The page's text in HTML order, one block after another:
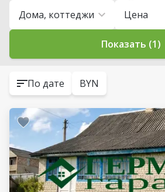
Дома, коттеджи Цена
Показать (1)
По дате BYN